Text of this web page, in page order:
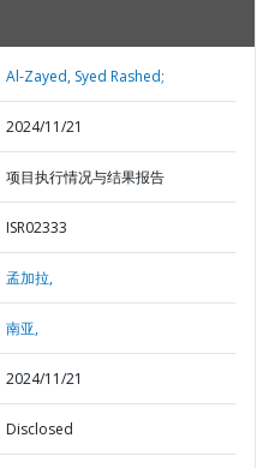
Al-Zayed, Syed Rashed;
2024/11/21
项目执行情况与结果报告
ISR02333
孟加拉,
南亚,
2024/11/21
Disclosed